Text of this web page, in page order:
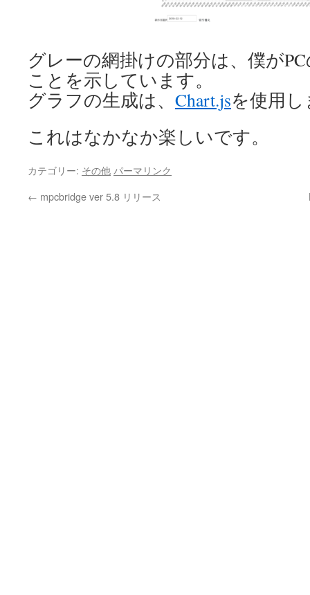
グレーの網掛けの部分は、僕が
ことを示しています。
グラフの生成は、 Chart.jsを使用
これはなかなか楽しいです。
カテゴリー: その他 パーマリンク
← mpcbridge ver 5.8 リリース